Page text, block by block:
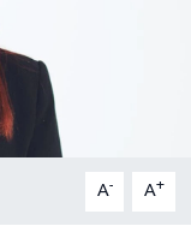
A- A+